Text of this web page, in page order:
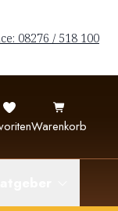
08276 / 518 100
Warenkorb